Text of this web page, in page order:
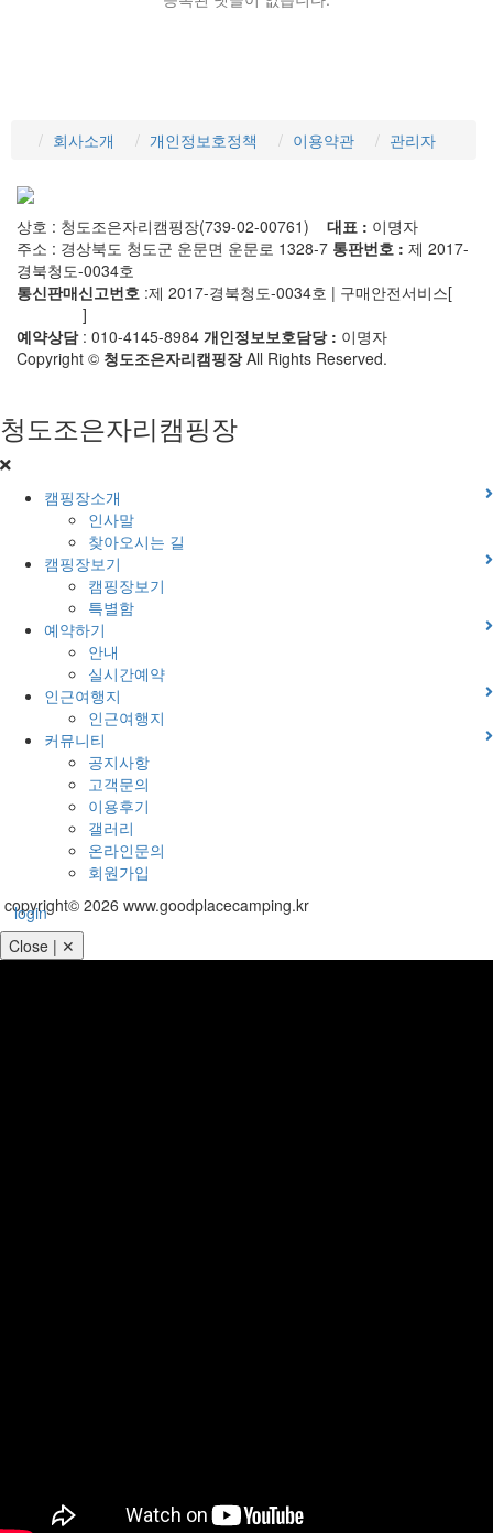
회사소개 개인정보호정책 이용약관 관리자
상호 : 청도조은자리캠핑장(739-02-00761) 대표 : 이명자
주소 : 경상북도 청도군 운문면 운문로 1328-7 통판번호 : 제 2017-
경북청도-0034호
통신판매신고번호 :제 2017-경북청도-0034호 | 구매안전서비스[
]
예약상담: 010-4145-8984 개인정보보호담당 : 이명자
Copyright © 청도조은자리캠핑장All Rights Reserved.
청도조은자리캠핑장
캠핑장소개
인사말
찾아오시는 길
캠핑장보기
캠핑장보기
특별함
예약하기
안내
실시간예약
인근여행지
인근여행지
커뮤니티
공지사항
고객문의
이용후기
갤러리
온라인문의
회원가입
login
copyright© 2026 www.goodplacecamping.kr
Close | ✕